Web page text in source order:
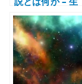
命は宇宙から来
たのかを考える